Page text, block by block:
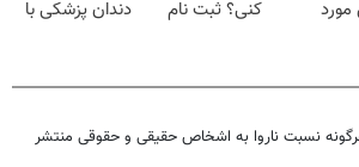
کنی؟ ثبت نام
دندان پزشکی با
نسبت ناروا به اشخاص حقیقی و حقوقی منتشر